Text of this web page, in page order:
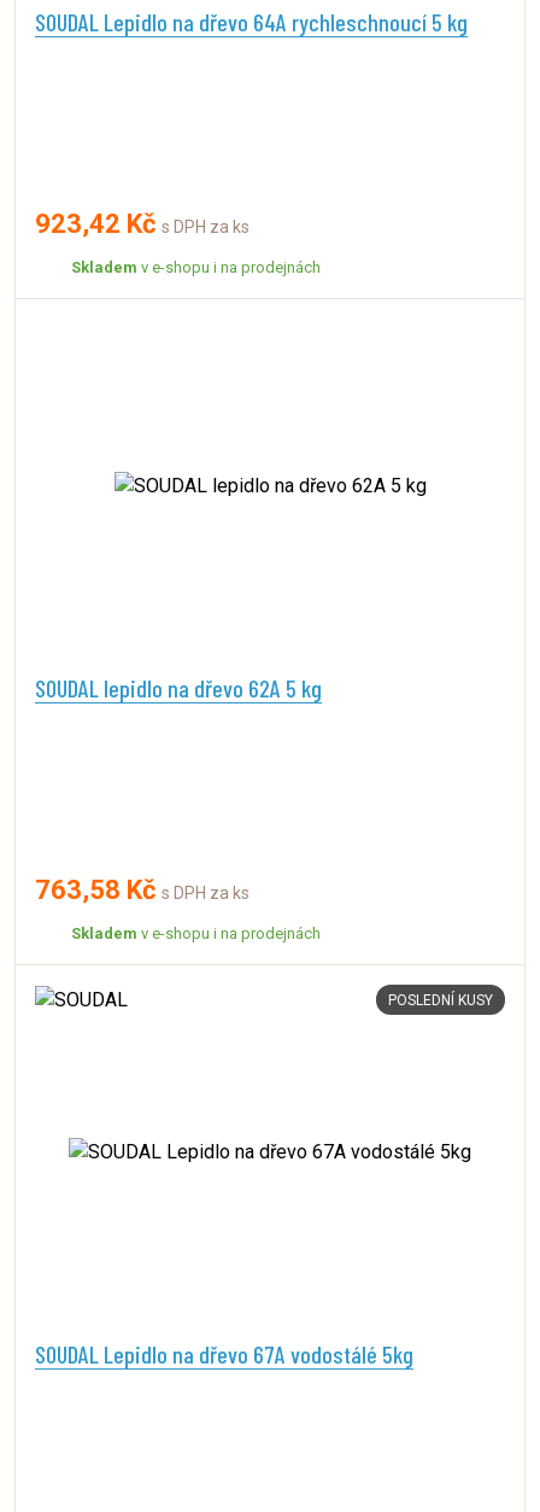
SOUDAL Lepidlo na dřevo 64A rychleschnoucí 5 kg
923,42 Kč s DPH za ks
Skladem v e-shopu i na prodejnách
SOUDAL lepidlo na dřevo 62A 5 kg
763,58 Kč s DPH za ks
Skladem v e-shopu i na prodejnách
POSLEDNÍ KUSY
SOUDAL Lepidlo na dřevo 67A vodostálé 5kg